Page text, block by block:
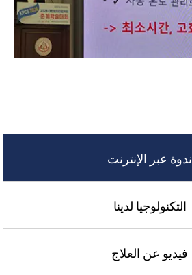
ندوة عبر الإنترنت
التكنولوجيا لدينا
فيديو عن العلاج